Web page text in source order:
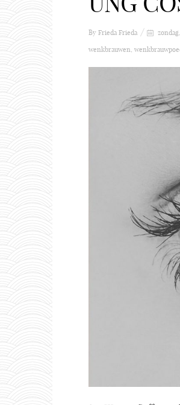
By Frieda Frieda
wenkbrauwen,